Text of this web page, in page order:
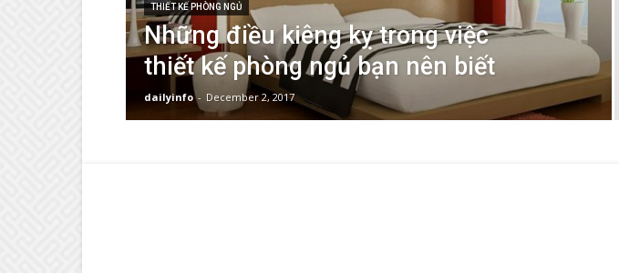
THIẾT KẾ PHÒNG NGỦ
Những điều kiêng kỵ trong việc
thiết kế phòng ngủ bạn nên biết
dailyinfo - December 2, 2017